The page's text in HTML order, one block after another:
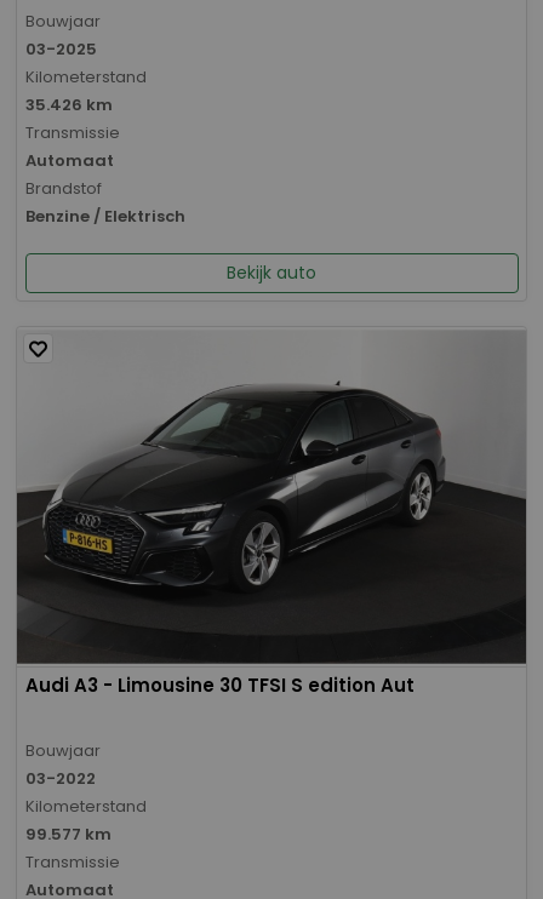
Bouwjaar
03-2025
Kilometerstand
35.426 km
Transmissie
Automaat
Brandstof
Benzine / Elektrisch
Bekijk auto
Audi A3 - Limousine 30 TFSI S edition Aut
Bouwjaar
03-2022
Kilometerstand
99.577 km
Transmissie
Automaat